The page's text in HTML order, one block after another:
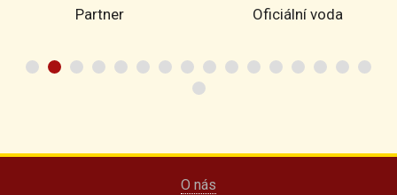
Partner Oficiální voda
O nás